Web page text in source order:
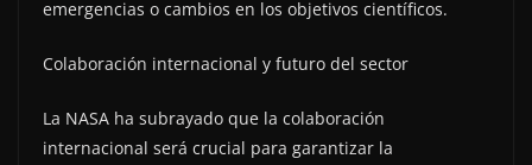
emergencias o cambios en los objetivos científicos.
Colaboración internacional y futuro del sector
La NASA ha subrayado que la colaboración
internacional será crucial para garantizar la